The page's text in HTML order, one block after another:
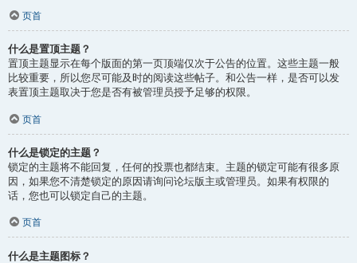
页首
什么是置顶主题？
置顶主题显示在每个版面的第一页顶端仅次于公告的位置。这些主题一般
比较重要，所以您尽可能及时的阅读这些帖子。和公告一样，是否可以发
表置顶主题取决于您是否有被管理员授予足够的权限。
页首
什么是锁定的主题？
锁定的主题将不能回复，任何的投票也都结束。主题的锁定可能有很多原
因，如果您不清楚锁定的原因请询问论坛版主或管理员。如果有权限的
话，您也可以锁定自己的主题。
页首
什么是主题图标？